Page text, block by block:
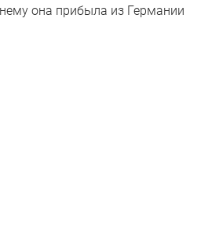
она прибыла из Германии